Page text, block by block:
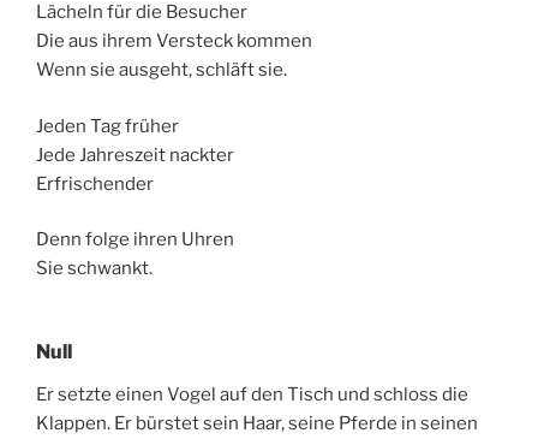
Lächeln für die Besucher
Die aus ihrem Versteck kommen
Wenn sie ausgeht, schläft sie.
Jeden Tag früher
Jede Jahreszeit nackter
Erfrischender
Denn folge ihren Uhren
Sie schwankt.
Null
Er setzte einen Vogel auf den Tisch und schloss die
Klappen. Er bürstet sein Haar, seine Pferde in seinen